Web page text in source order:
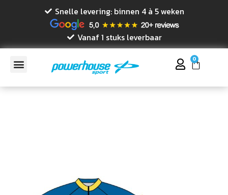
Snelle levering: binnen 4 à 5 weken
Vanaf 1 stuks leverbaar
0